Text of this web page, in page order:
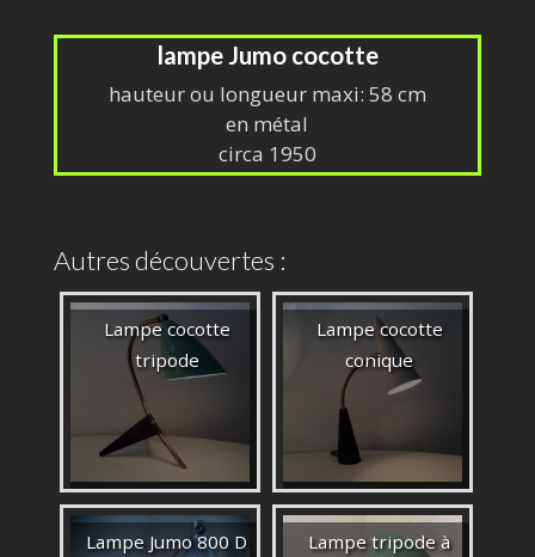
lampe Jumo cocotte
hauteur ou longueur maxi: 58 cm
en métal
circa 1950
Autres découvertes :
Lampe cocotte
tripode
Lampe cocotte
conique
Lampe Jumo 800 D
Lampe tripode à